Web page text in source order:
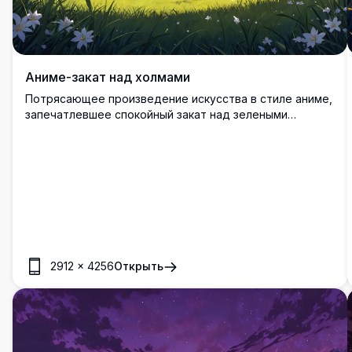
Аниме-закат над холмами
Потрясающее произведение искусства в стиле аниме,
запечатлевшее спокойный закат над зелеными
умиротворения и красоты.
2912 × 4256Открыть